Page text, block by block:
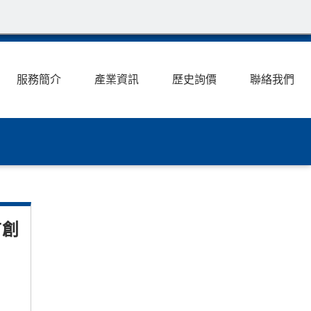
服務簡介 產業資訊 歷史詢價 聯絡我們